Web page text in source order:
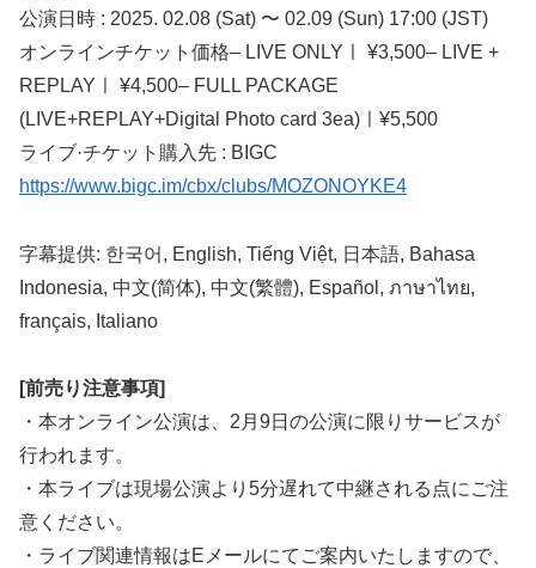
公演日時 : 2025. 02.08 (Sat) 〜 02.09 (Sun) 17:00 (JST)
オンラインチケット価格– LIVE ONLYㅣ ¥3,500– LIVE +
REPLAYㅣ ¥4,500– FULL PACKAGE
(LIVE+REPLAY+Digital Photo card 3ea)ㅣ¥5,500
ライブ·チケット購入先 : BIGC
https://www.bigc.im/cbx/clubs/MOZONOYKE4
字幕提供: 한국어, English, Tiếng Việt, 日本語, Bahasa
Indonesia, 中文(简体), 中文(繁體), Español, ภาษาไทย,
français, Italiano
[前売り注意事項]
・本オンライン公演は、2月9日の公演に限りサービスが
行われます。
・本ライブは現場公演より5分遅れて中継される点にご注
意ください。
・ライブ関連情報はEメールにてご案内いたしますので、